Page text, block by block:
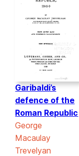
Garibaldi’s
defence of the
Roman Republic
George
Macaulay
Trevelyan